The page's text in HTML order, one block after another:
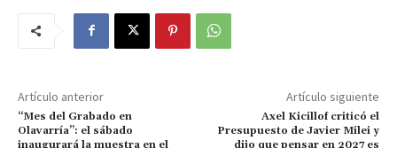
Artículo anterior
“Mes del Grabado en
Olavarría”: el sábado
inaugurará la muestra en el
Artículo siguiente
Axel Kicillof criticó el
Presupuesto de Javier Milei y
dijo que pensar en 2027 es